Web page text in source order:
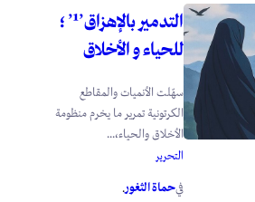
التدمير بالإهزاق’¹’ ؛
للحياء و الأخلاق
سهّلت الأنميات والمقاطع
الكرتونية تمرير ما يخرم منظومة
الأخلاق والحياء،...
التحرير
فيحماة الثغور.